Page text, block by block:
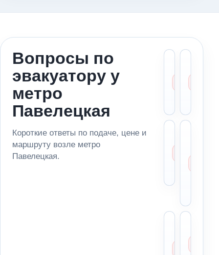
Вопросы по
эвакуатору у
метро
Павелецкая
Короткие ответы по подаче, цене и
маршруту возле метро
Павелецкая.